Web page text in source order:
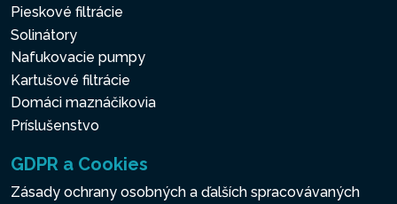
Pieskové filtrácie
Solinátory
Nafukovacie pumpy
Kartušové filtrácie
Domáci maznáčikovia
Príslušenstvo
GDPR a Cookies
Zásady ochrany osobných a ďalších spracovávaných